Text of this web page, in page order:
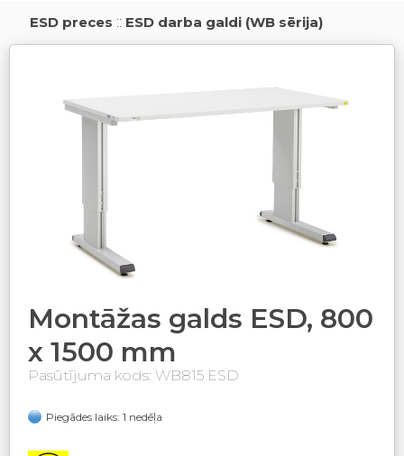
ESD preces :: ESD darba galdi (WB sērija)
Montāžas galds ESD, 800
x 1500 mm
Pasūtījuma kods: WB815 ESD
Piegādes laiks: 1 nedēļa